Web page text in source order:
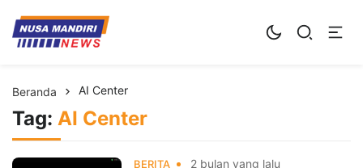
Kampus Digital Bisnis
Universitas Nusa Mandiri
Beranda AI Center
Tag: AI Center
BERITA 2 bulan yang lalu